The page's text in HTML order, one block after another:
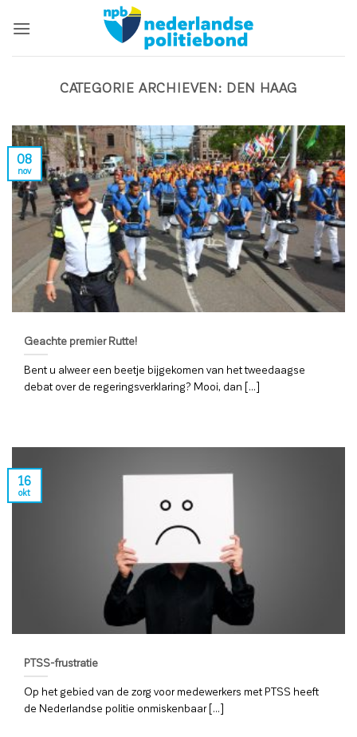
naar
CATEGORIE ARCHIEVEN: DEN HAAG
Geachte premier Rutte!
Bent u alweer een beetje bijgekomen van het tweedaagse
debat over de regeringsverklaring? Mooi, dan [...]
08
nov
PTSS-frustratie
Op het gebied van de zorg voor medewerkers met PTSS heeft
de Nederlandse politie onmiskenbaar [...]
16
okt